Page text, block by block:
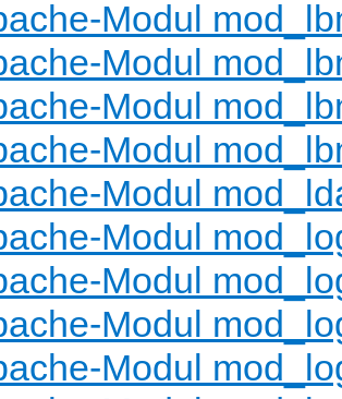
Modul
Modul
Modul
Modul
Modul
Modul
Modul
Modul
Modul